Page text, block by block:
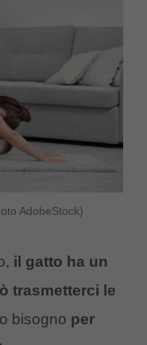
AdobeStock)
il gatto ha un
trasmetterci le
bisogno per